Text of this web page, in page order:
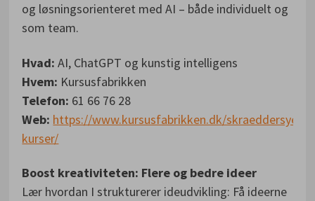
og løsningsorienteret med AI – både individuelt og
som team.
Hvad: AI, ChatGPT og kunstig intelligens
Hvem: Kursusfabrikken
Telefon: 61 66 76 28
Web: https://www.kursusfabrikken.dk/skraeddersyede-
kurser/
Boost kreativiteten: Flere og bedre ideer
Lær hvordan I strukturerer ideudvikling: Få ideerne